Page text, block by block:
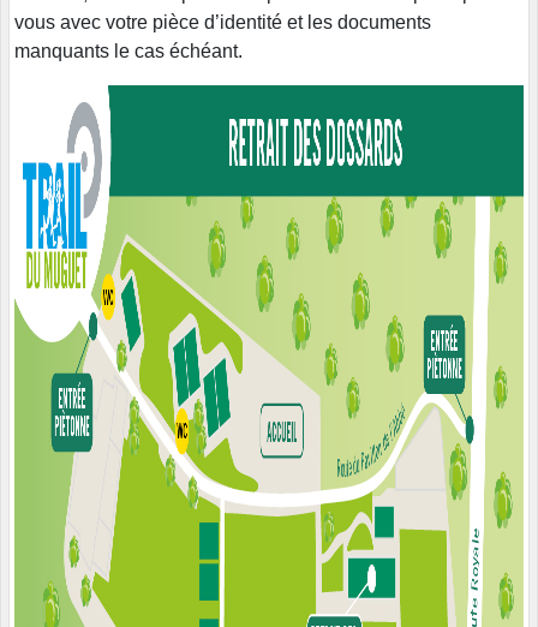
vous avec votre pièce d’identité et les documents
manquants le cas échéant.